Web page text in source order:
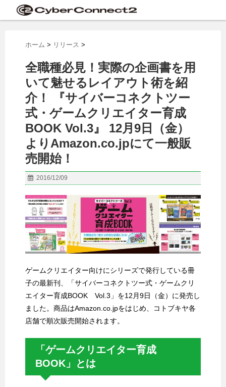
ホーム > リリース >
全職種必見！実際の企画書を用
いて魅せるレイアウト術を紹
介！ 『サイバーコネクトツー
式・ゲームクリエイター育成
BOOK Vol.3』 12月9日（金）
よりAmazon.co.jpにて一般販
売開始！
2016/12/09
ゲームクリエイター向けにシリーズで発行している冊
子の最新刊、「サイバーコネクトツー式・ゲームクリ
エイター育成BOOK Vol.3」を12月9日（金）に発売し
ました。商品はAmazon.co.jpをはじめ、コトブキヤ各
店舗で順次販売開始されます。
「ゲームクリエイター育成
BOOK」とは